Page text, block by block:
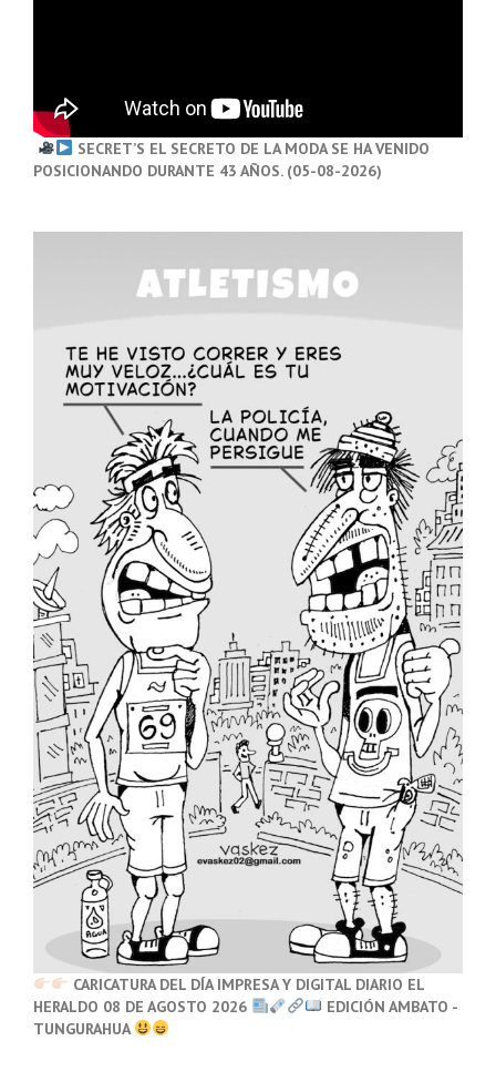
SECRET’S EL SECRETO DE LA MODA SE HA VENIDO
POSICIONANDO DURANTE 43 AÑOS. (05-08-2026)
CARICATURA DEL DÍA IMPRESA Y DIGITAL DIARIO EL
HERALDO 08 DE AGOSTO 2026
EDICIÓN AMBATO -
TUNGURAHUA